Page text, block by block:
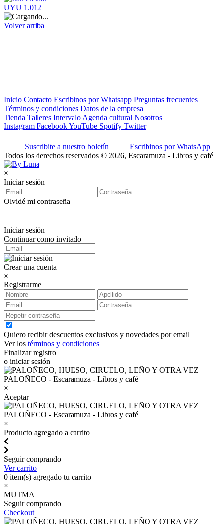
UYU 1.012
Volver arriba
Inicio Contacto Escribinos por Whatsapp Preguntas frecuentes
Términos y condiciones Datos de la empresa
Tienda Talleres Intervalo Agenda cultural Nosotros
Instagram FacebookYouTube Spotify Twitter
Suscribite a nuestro boletín
Escribinos por WhatsApp
Todos los derechos reservados © 2026, Escaramuza - Libros y café
×
Iniciar sesión
Olvidé mi contraseña
Iniciar sesión
Continuar como invitado
Crear una cuenta
×
Registrarme
Quiero recibir descuentos exclusivos y novedades por email
Ver los términos y condiciones
Finalizar registro
o iniciar sesión
×
Aceptar
×
Producto agregado a carrito
Seguir comprando
Ver carrito
0 item(s) agregado tu carrito
×
MUTMA
Seguir comprando
Checkout